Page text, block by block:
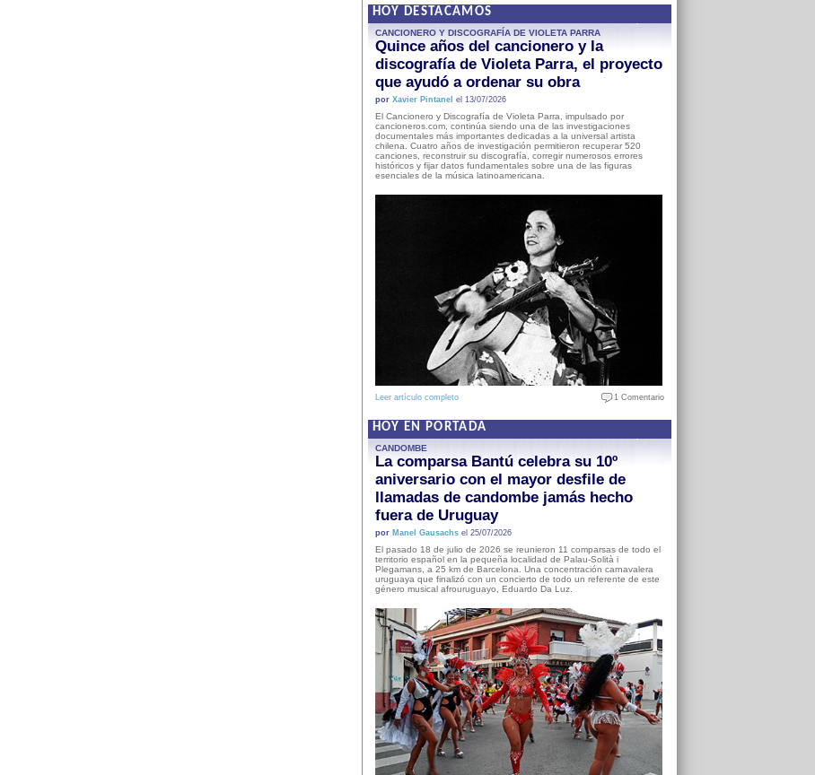
HOY DESTACAMOS
CANCIONERO Y DISCOGRAFÍA DE VIOLETA PARRA
Quince años del cancionero y la
discografía de Violeta Parra, el proyecto
que ayudó a ordenar su obra
por Xavier Pintanel el 13/07/2026
El Cancionero y Discografía de Violeta Parra, impulsado por
cancioneros.com, continúa siendo una de las investigaciones
documentales más importantes dedicadas a la universal artista
chilena. Cuatro años de investigación permitieron recuperar 520
canciones, reconstruir su discografía, corregir numerosos errores
históricos y fijar datos fundamentales sobre una de las figuras
esenciales de la música latinoamericana.
Leer artículo completo 1 Comentario
HOY EN PORTADA
CANDOMBE
La comparsa Bantú celebra su 10º
aniversario con el mayor desfile de
llamadas de candombe jamás hecho
fuera de Uruguay
por Manel Gausachsel 25/07/2026
El pasado 18 de julio de 2026 se reunieron 11 comparsas de todo el
territorio español en la pequeña localidad de Palau-Solità i
Plegamans, a 25 km de Barcelona. Una concentración carnavalera
uruguaya que finalizó con un concierto de todo un referente de este
género musical afrouruguayo, Eduardo Da Luz.